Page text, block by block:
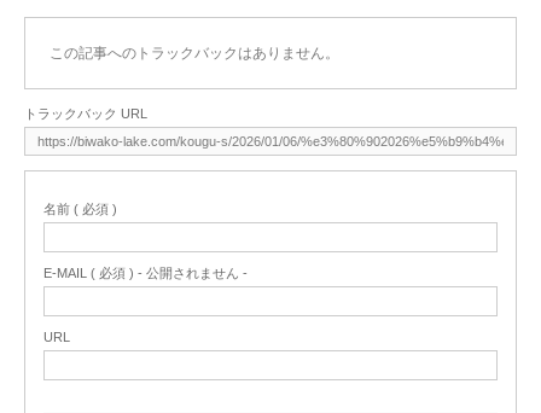
この記事へのトラックバックはありません。
トラックバック URL
名前 ( 必須 )
E-MAIL ( 必須 ) - 公開されません -
URL